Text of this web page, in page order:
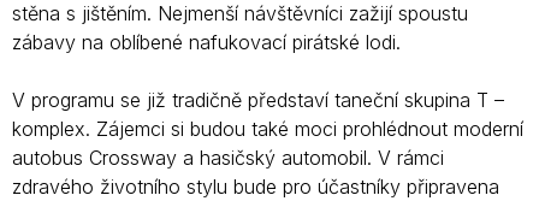
stěna s jištěním. Nejmenší návštěvníci zažijí spoustu
zábavy na oblíbené nafukovací pirátské lodi.
V programu se již tradičně představí taneční skupina T –
komplex. Zájemci si budou také moci prohlédnout moderní
autobus Crossway a hasičský automobil. V rámci
zdravého životního stylu bude pro účastníky připravena